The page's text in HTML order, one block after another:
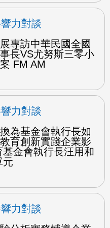
力對談
專訪中華民國全國
長VS尤努斯三零小
FM AM
力對談
為基金會執行長如
育創新實踐企業影
金會執行長汪用和
元
力對談